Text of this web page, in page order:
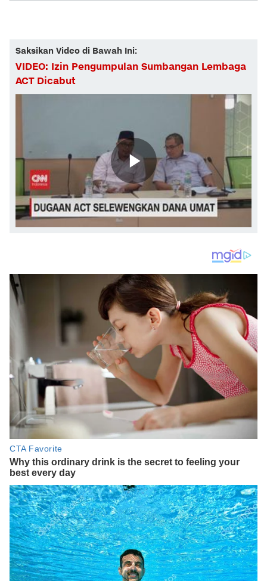
Saksikan Video di Bawah Ini:
VIDEO: Izin Pengumpulan Sumbangan Lembaga
ACT Dicabut